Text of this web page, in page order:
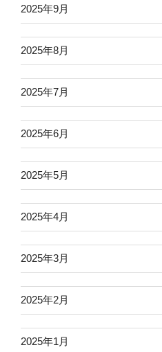
2025年9月
2025年8月
2025年7月
2025年6月
2025年5月
2025年4月
2025年3月
2025年2月
2025年1月